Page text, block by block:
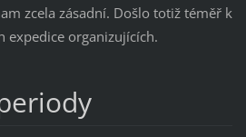
zcela zásadní. Došlo totiž téměř k
expedice organizujících.